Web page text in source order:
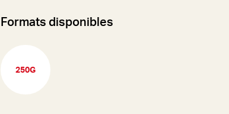
Formats disponibles
250G